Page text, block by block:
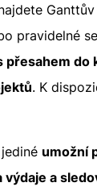
pravidelné
přesahem do
. K
umožní
a